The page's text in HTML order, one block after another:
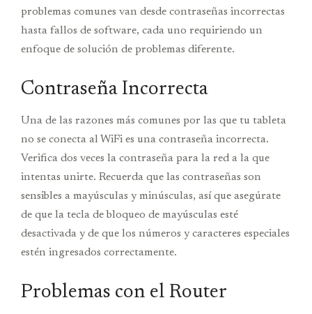
problemas comunes van desde contraseñas incorrectas
hasta fallos de software, cada uno requiriendo un
enfoque de solución de problemas diferente.
Contraseña Incorrecta
Una de las razones más comunes por las que tu tableta
no se conecta al WiFi es una contraseña incorrecta.
Verifica dos veces la contraseña para la red a la que
intentas unirte. Recuerda que las contraseñas son
sensibles a mayúsculas y minúsculas, así que asegúrate
de que la tecla de bloqueo de mayúsculas esté
desactivada y de que los números y caracteres especiales
estén ingresados correctamente.
Problemas con el Router